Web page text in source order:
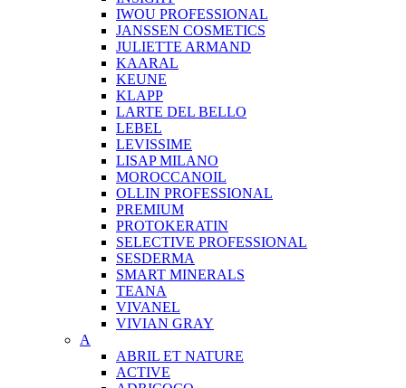
IWOU PROFESSIONAL
JANSSEN COSMETICS
JULIETTE ARMAND
KAARAL
KEUNE
KLAPP
LARTE DEL BELLO
LEBEL
LEVISSIME
LISAP MILANO
MOROCCANOIL
OLLIN PROFESSIONAL
PREMIUM
PROTOKERATIN
SELECTIVE PROFESSIONAL
SESDERMA
SMART MINERALS
TEANA
VIVANEL
VIVIAN GRAY
A
ABRIL ET NATURE
ACTIVE